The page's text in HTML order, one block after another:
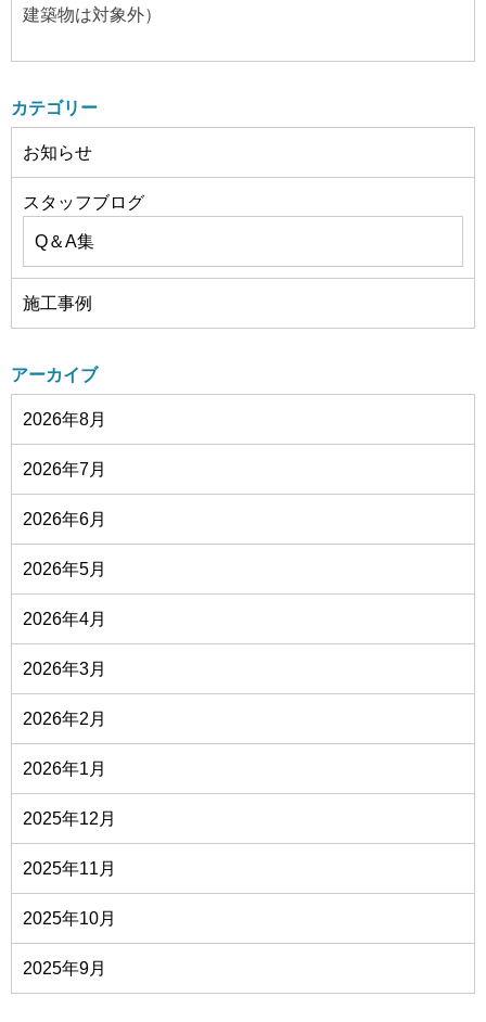
建築物は対象外）
カテゴリー
お知らせ
スタッフブログ
Q＆A集
施工事例
アーカイブ
2026年8月
2026年7月
2026年6月
2026年5月
2026年4月
2026年3月
2026年2月
2026年1月
2025年12月
2025年11月
2025年10月
2025年9月